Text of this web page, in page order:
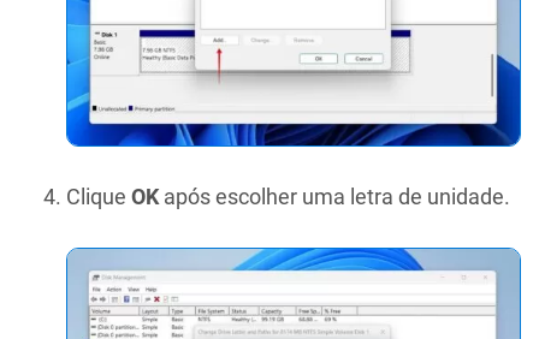
Clique OK após escolher uma letra de unidade.